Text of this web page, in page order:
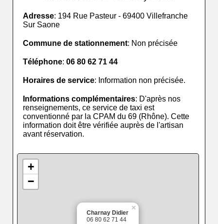
Adresse: 194 Rue Pasteur - 69400 Villefranche
Sur Saone
Commune de stationnement: Non précisée
Téléphone:06 80 62 71 44
Horaires de service: Information non précisée.
Informations complémentaires: D'après nos
renseignements, ce service de taxi est
conventionné par la CPAM du 69 (Rhône). Cette
information doit être vérifiée auprès de l'artisan
avant réservation.
Charnay Didier
06 80 62 71 44
×
+
−